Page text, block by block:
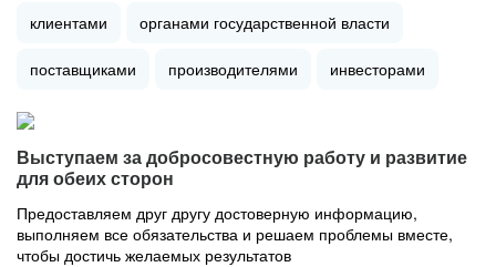
клиентами органами государственной власти
поставщиками производителями инвесторами
Выступаем за добросовестную работу и развитие
для обеих сторон
Предоставляем друг другу достоверную информацию,
выполняем все обязательства и решаем проблемы вместе,
чтобы достичь желаемых результатов